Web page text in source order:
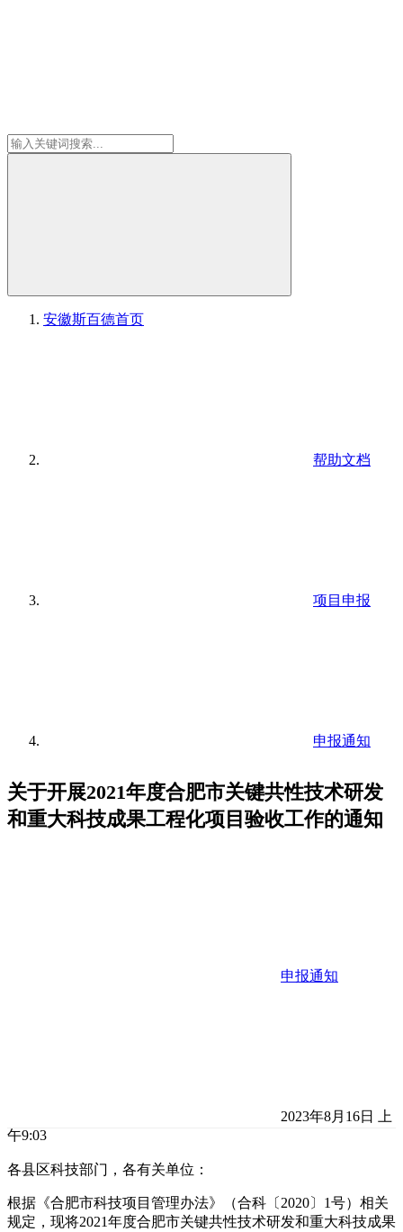
安徽斯百德首页
帮助文档
项目申报
申报通知
关于开展2021年度合肥市关键共性技术研发
和重大科技成果工程化项目验收工作的通知
申报通知
2023年8月16日 上
午9:03
各县区科技部门，各有关单位：
根据《合肥市科技项目管理办法》（合科〔2020〕1号）相关
规定，现将2021年度合肥市关键共性技术研发和重大科技成果